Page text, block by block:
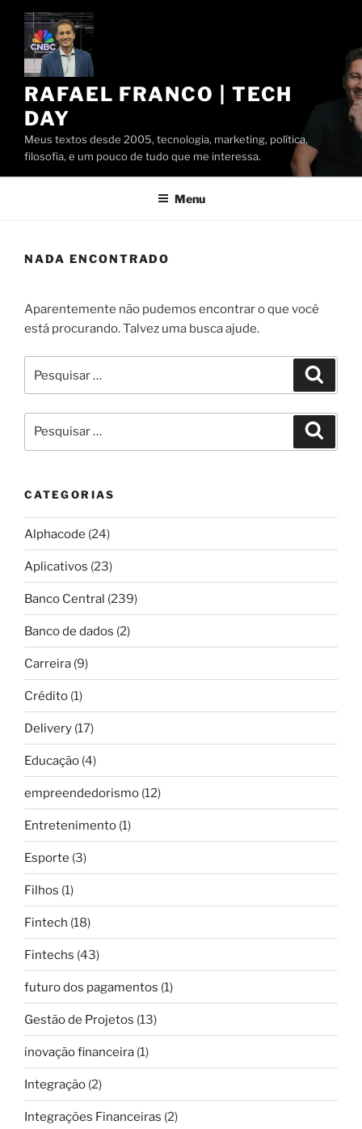
Pular
conteúdo
RAFAEL FRANCO | TECH
DAY
Meus textos desde 2005, tecnologia, marketing, política,
filosofia, e um pouco de tudo que me interessa.
Menu
NADA ENCONTRADO
Aparentemente não pudemos encontrar o que você
está procurando. Talvez uma busca ajude.
por:
por:
CATEGORIAS
Alphacode (24)
Aplicativos (23)
Banco Central (239)
Banco de dados (2)
Carreira (9)
Crédito (1)
Delivery (17)
Educação (4)
empreendedorismo (12)
Entretenimento (1)
Esporte (3)
Filhos (1)
Fintech (18)
Fintechs (43)
futuro dos pagamentos (1)
Gestão de Projetos (13)
inovação financeira (1)
Integração (2)
Integrações Financeiras (2)